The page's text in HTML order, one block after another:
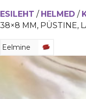
ESILEHT / HELMED /
38×8 MM, PÜSTINE,
Eelmine